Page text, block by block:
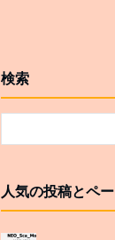
検索
人気の投稿とペ